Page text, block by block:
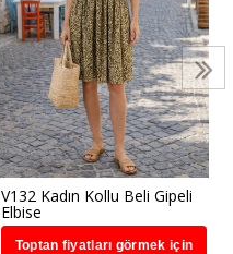
V132 Kadın Kollu Beli Gipeli
Elbise
Toptan fiyatları görmek için